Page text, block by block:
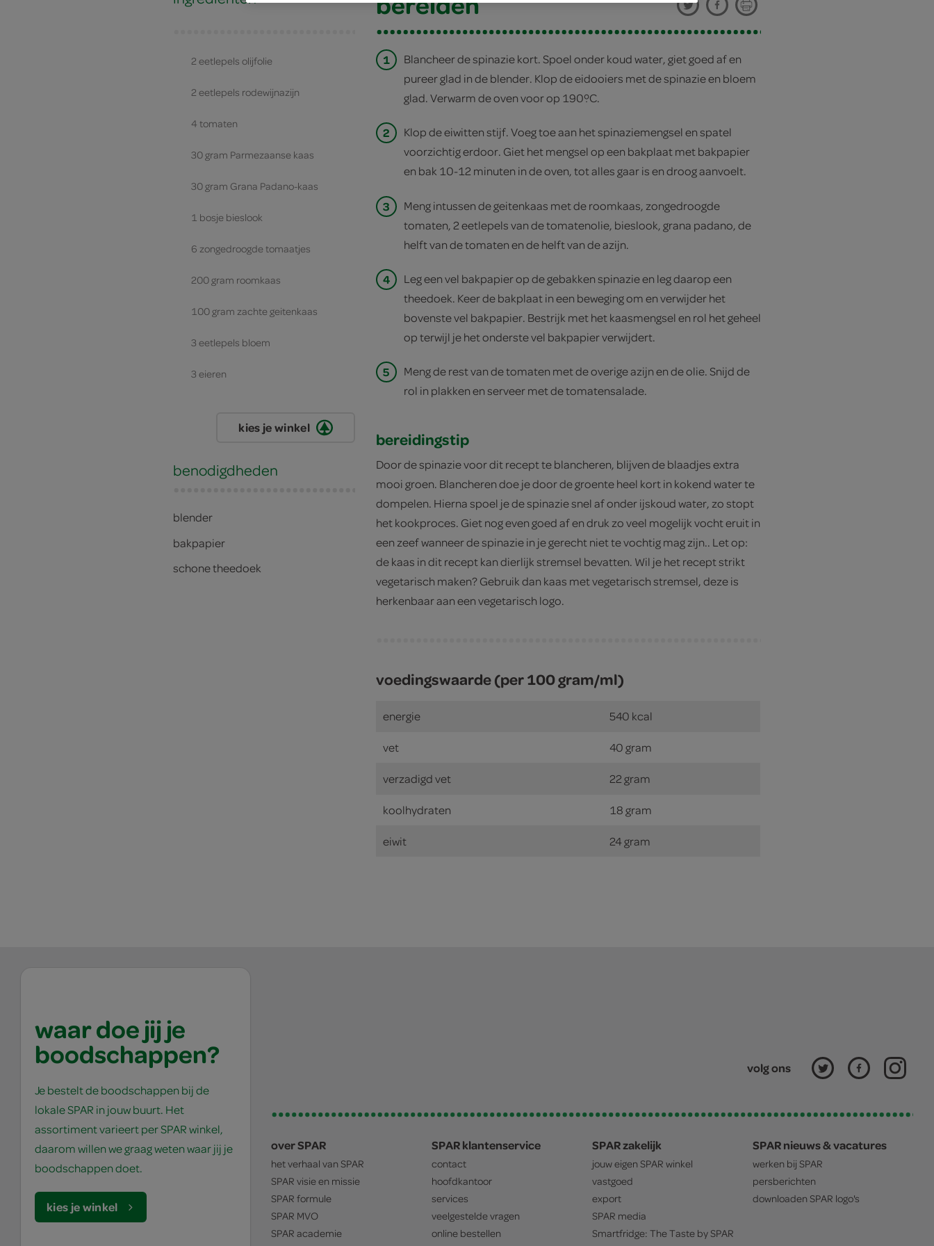
2 eetlepels olijfolie
2 eetlepels rodewijnazijn
4 tomaten
30 gram Parmezaanse kaas
30 gram Grana Padano-kaas
1 bosje bieslook
6 zongedroogde tomaatjes
200 gram roomkaas
100 gram zachte geitenkaas
3 eetlepels bloem
3 eieren
kies je winkel
benodigdheden
blender
bakpapier
schone theedoek
1
Blancheer de spinazie kort. Spoel onder koud water, giet goed af en
pureer glad in de blender. Klop de eidooiers met de spinazie en bloem
glad. Verwarm de oven voor op 190ºC.
2
Klop de eiwitten stijf. Voeg toe aan het spinaziemengsel en spatel
voorzichtig erdoor. Giet het mengsel op een bakplaat met bakpapier
en bak 10-12 minuten in de oven, tot alles gaar is en droog aanvoelt.
3
Meng intussen de geitenkaas met de roomkaas, zongedroogde
tomaten, 2 eetlepels van de tomatenolie, bieslook, grana padano, de
helft van de tomaten en de helft van de azijn.
4
Leg een vel bakpapier op de gebakken spinazie en leg daarop een
theedoek. Keer de bakplaat in een beweging om en verwijder het
bovenste vel bakpapier. Bestrijk met het kaasmengsel en rol het geheel
op terwijl je het onderste vel bakpapier verwijdert.
5
Meng de rest van de tomaten met de overige azijn en de olie. Snijd de
rol in plakken en serveer met de tomatensalade.
bereidingstip
Door de spinazie voor dit recept te blancheren, blijven de blaadjes extra
mooi groen. Blancheren doe je door de groente heel kort in kokend water te
dompelen. Hierna spoel je de spinazie snel af onder ijskoud water, zo stopt
het kookproces. Giet nog even goed af en druk zo veel mogelijk vocht eruit in
een zeef wanneer de spinazie in je gerecht niet te vochtig mag zijn.. Let op:
de kaas in dit recept kan dierlijk stremsel bevatten. Wil je het recept strikt
vegetarisch maken? Gebruik dan kaas met vegetarisch stremsel, deze is
herkenbaar aan een vegetarisch logo.
voedingswaarde (per 100 gram/ml)
energie 540 kcal
vet 40 gram
verzadigd vet 22 gram
koolhydraten 18 gram
eiwit 24 gram
waar doe jij je
boodschappen?
Je bestelt de boodschappen bij de
lokale SPAR in jouw buurt. Het
assortiment varieert per SPAR winkel,
daarom willen we graag weten waar jij je
boodschappen doet.
kies je winkel
volg ons
over SPAR
het verhaal van SPAR
SPAR visie en missie
SPAR formule
SPAR MVO
SPAR academie
SPAR klantenservice
contact
hoofdkantoor
services
veelgestelde vragen
online bestellen
SPAR zakelijk
jouw eigen SPAR winkel
vastgoed
export
SPAR media
Smartfridge: The Taste bySPAR
SPAR nieuws & vacatures
werken bij SPAR
persberichten
downloaden SPAR logo's